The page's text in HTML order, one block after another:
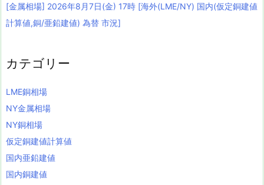
[金属相場] 2026年8月7日(金) 17時 [海外(LME/NY) 国内(仮定銅建値
計算値,銅/亜鉛建値) 為替 市況]
カテゴリー
LME銅相場
NY金属相場
NY銅相場
仮定銅建値計算値
国内亜鉛建値
国内銅建値